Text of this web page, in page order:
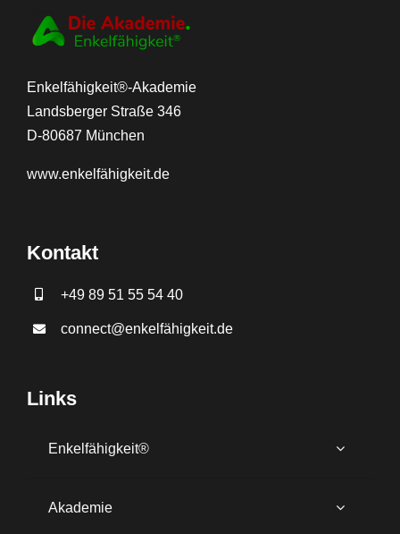
Enkelfähigkeit®-Akademie
Landsberger Straße 346
D-80687 München
www.enkelfähigkeit.de
Kontakt
+49 89 51 55 54 40
connect@enkelfähigkeit.de
Links
Enkelfähigkeit®
Akademie